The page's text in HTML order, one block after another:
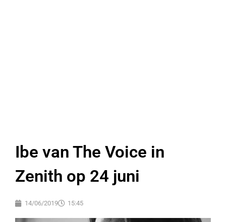
Ibe van The Voice in
Zenith op 24 juni
14/06/2019 15:45